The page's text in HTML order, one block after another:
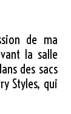
de ma
la salle
des sacs
Styles, qui